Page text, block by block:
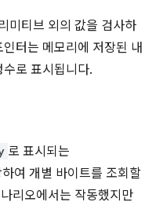
미티브 외의 값을 검사하
터는 메모리에 저장된 내
로 표시됩니다.
로 표시되는
여 개별 바이트를 조회할
리오에서는 작동했지만